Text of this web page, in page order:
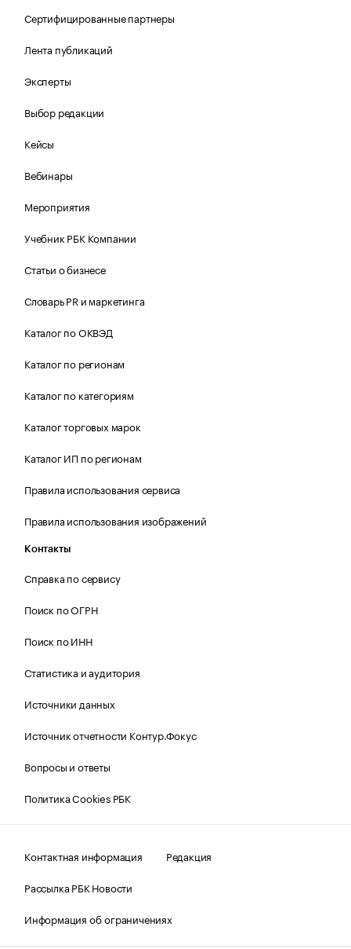
Сертифицированные партнеры
Лента публикаций
Эксперты
Выбор редакции
Кейсы
Вебинары
Мероприятия
Учебник РБК Компании
Статьи о бизнесе
Словарь PR и маркетинга
Каталог по ОКВЭД
Каталог по регионам
Каталог по категориям
Каталог торговых марок
Каталог ИП по регионам
Правила использования сервиса
Правила использования изображений
Контакты
Справка по сервису
Поиск по ОГРН
Поиск по ИНН
Статистика и аудитория
Источники данных
Источник отчетности Контур.Фокус
Вопросы и ответы
Политика Cookies РБК
Контактная информация
Редакция
Рассылка РБК Новости
Информация об ограничениях